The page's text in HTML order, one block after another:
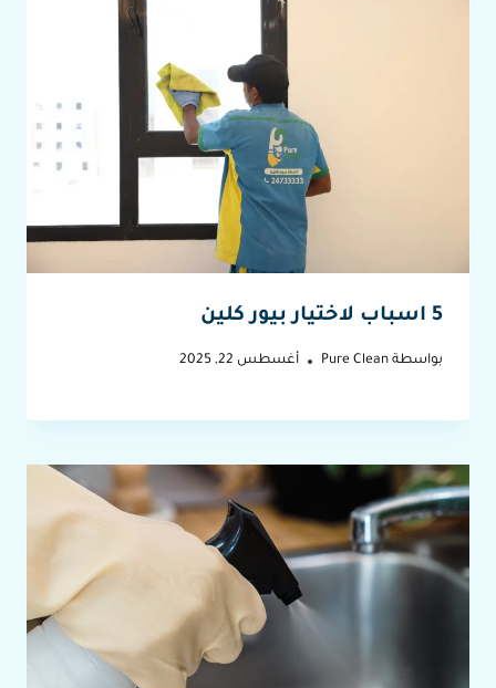
5 اسباب لاختيار بيور كلين
بواسطة Pure Clean أغسطس 22, 2025